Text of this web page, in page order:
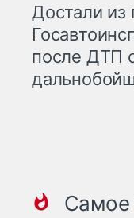
Достали из
после ДТП
Самое